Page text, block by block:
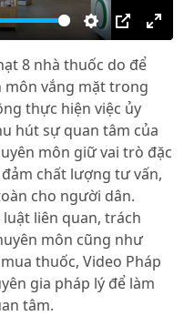
Settings
PIP
8 nhà thuốc do để
môn vắng mặt trong
thực hiện việc ủy
hút sự quan tâm của
môn giữ vai trò đặc
chất lượng tư vấn,
cho người dân.
liên quan, trách
môn cũng như
thuốc, Video Pháp
gia pháp lý để làm
tâm.